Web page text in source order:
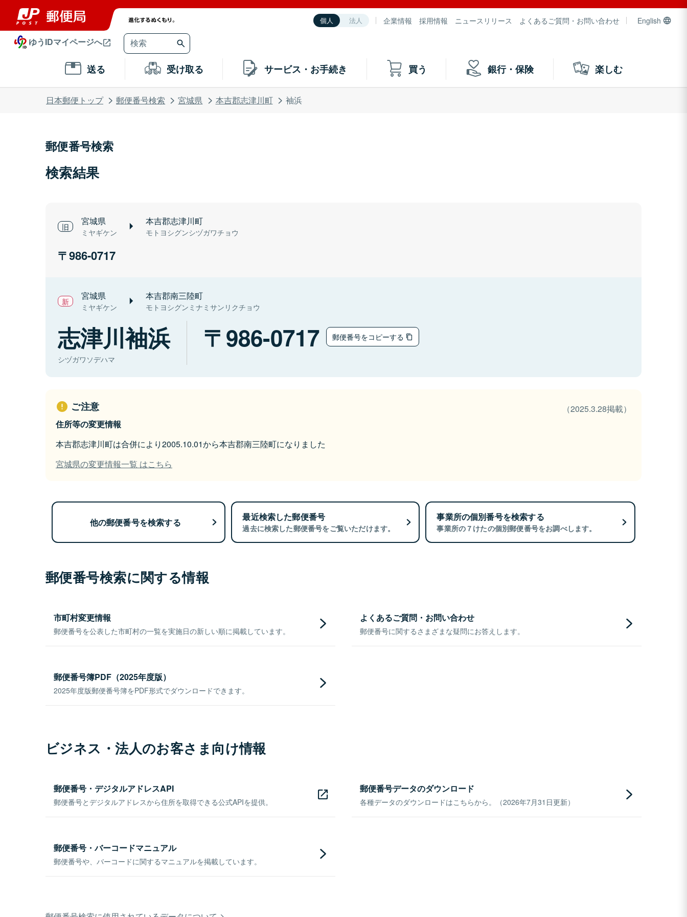
個人 法人 企業情報 採用情報 ニュースリリース よくあるご質問・お問い合わせ English
ゆうIDマイページへ
送る 受け取る サービス・お手続き 買う 銀行・保険 楽しむ
日本郵便トップ 郵便番号検索 宮城県 本吉郡志津川町 袖浜
郵便番号検索
検索結果
宮城県
ミヤギケン
本吉郡志津川町
モトヨシグンシヅガワチョウ
986-0717
宮城県
ミヤギケン
本吉郡南三陸町
モトヨシグンミナミサンリクチョウ
志津川袖浜
シヅガワソデハマ
986-0717 郵便番号をコピーする
ご注意
（2025.3.28掲載）
住所等の変更情報
本吉郡志津川町は合併により2005.10.01から本吉郡南三陸町になりました
宮城県の変更情報一覧 はこちら
他の郵便番号を検索する 最近検索した郵便番号
過去に検索した郵便番号をご覧いただけます。
事業所の個別番号を検索する
事業所の７けたの個別郵便番号をお調べします。
郵便番号検索に関する情報
市町村変更情報
郵便番号を公表した市町村の一覧を実施日の新しい順に掲載しています。
よくあるご質問・お問い合わせ
郵便番号に関するさまざまな疑問にお答えします。
郵便番号簿PDF（2025年度版）
2025年度版郵便番号簿をPDF形式でダウンロードできます。
ビジネス・法人のお客さま向け情報
郵便番号・デジタルアドレスAPI
郵便番号とデジタルアドレスから住所を取得できる公式APIを提供。
郵便番号データのダウンロード
各種データのダウンロードはこちらから。（2026年7月31日更新）
郵便番号・バーコードマニュアル
郵便番号や、バーコードに関するマニュアルを掲載しています。